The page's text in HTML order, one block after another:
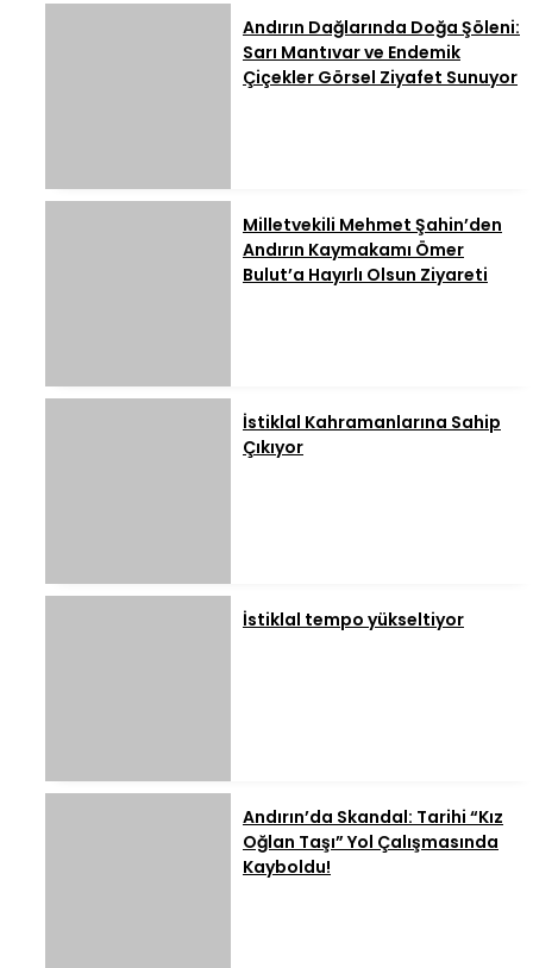
Andırın Dağlarında Doğa Şöleni:
Sarı Mantıvar ve Endemik
Çiçekler Görsel Ziyafet Sunuyor
Milletvekili Mehmet Şahin’den
Andırın Kaymakamı Ömer
Bulut’a Hayırlı Olsun Ziyareti
İstiklal Kahramanlarına Sahip
Çıkıyor
İstiklal tempo yükseltiyor
Andırın’da Skandal: Tarihi “Kız
Oğlan Taşı” Yol Çalışmasında
Kayboldu!